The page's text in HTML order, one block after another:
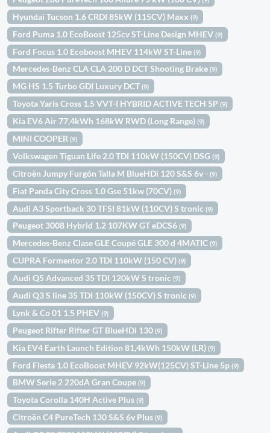
Hyundai Tucson 1.6 CRDI 85kW (115CV) Maxx(9)
Ford Puma 1.0 EcoBoost 125cv ST-Line Design MHEV(9)
Ford Focus 1.0 Ecoboost MHEV 114kW ST-Line(9)
Mercedes-Benz CLA CLA 200 D DCT Shooting Brake(9)
MG HS 1.5 Turbo GDI Luxury DCT(9)
Toyota Yaris Cross 1.5 VVT-I HYBRID ACTIVE TECH 5P(9)
Kia EV6 Air 77,4kWh 168kW RWD (Long Range)(9)
MINI COOPER(9)
Volkswagen Tiguan Life 2.0 TDI 110kW (150CV) DSG(9)
Citroën Jumpy Furgón Talla M BlueHDi 120 S&S 6v -(9)
Fiat Panda City Cross 1.0 Gse 51kw (70CV)(9)
Audi A3 Sportback 30 TFSI 81kW (110CV) S tronic(9)
Peugeot 3008 Hybrid 1.2 107KW GT eDCS6(9)
Mercedes-Benz Clase GLE Coupé GLE 300 d 4MATIC(9)
CUPRA Formentor 2.0 TDI 110kW (150 CV)(9)
Audi Q5 Advanced 35 TDI 120kW S tronic(9)
Audi Q3 S line 35 TDI 110kW (150CV) S tronic(9)
Lynk & Co 01 1.5 PHEV(9)
Peugeot Rifter Rifter GT BlueHDi 130(9)
Kia EV4 Earth Launch Edition 81,4kWh 150kW (LR)(9)
Ford Fiesta 1.0 EcoBoost MHEV 92kW(125CV) ST-Line 5p(9)
BMW Serie 2 220dA Gran Coupe(9)
Toyota Corolla 140H Active Plus(9)
Citroën C4 PureTech 130 S&S 6v Plus(9)